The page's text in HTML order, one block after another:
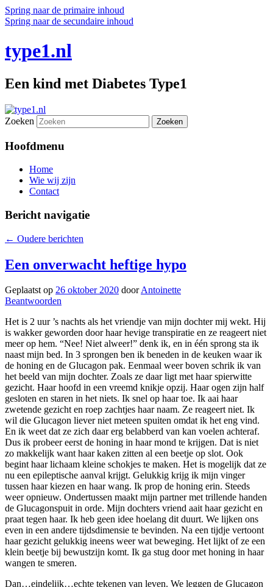
Spring naar de primaire inhoud
Spring naar de secundaire inhoud
type1.nl
Een kind met Diabetes Type1
Zoeken
Hoofdmenu
Home
Wie wij zijn
Contact
Bericht navigatie
← Oudere berichten
Een onverwacht heftige hypo
Geplaatst op 26 oktober 2020 doorAntoinette
Beantwoorden
Het is 2 uur ’s nachts als het vriendje van mijn dochter mij wekt. Hij
is wakker geworden door haar hevige transpiratie en ze reageert niet
meer op hem. “Nee! Niet alweer!” denk ik, en in één sprong sta ik
naast mijn bed. In 3 sprongen ben ik beneden in de keuken waar ik
de honing en de Glucagon pak. Eenmaal weer boven schrik ik van
het beeld van mijn dochter. Zoals ze daar ligt met haar spierwitte
gezicht. Haar hoofd in een vreemd knikje opzij. Haar ogen zijn half
gesloten en staren in het niets. Ik snel op haar toe. Ik aai haar
zwetende gezicht en roep zachtjes haar naam. Ze reageert niet. Ik
wil die Glucagon liever niet meteen spuiten omdat ik het eng vind.
En ik weet dat ze zich daar erg belabberd van kan voelen achteraf.
Dus ik probeer eerst de honing in haar mond te krijgen. Dat is niet
zo makkelijk want haar kaken zitten al een beetje op slot. Ook
begint haar lichaam kleine schokjes te maken. Het is mogelijk dat ze
nu een epileptische aanval krijgt. Gelukkig krijg ik mijn vinger
tussen haar kiezen en haar wang. Ik prop de honing erin. Steeds
weer opnieuw. Ondertussen maakt mijn partner met trillende handen
de Glucagonspuit in orde. Mijn dochters vriend aait haar gezicht en
praat tegen haar. Ik heb geen idee hoelang dit duurt. We lijken ons
even in een andere tijdsdimensie te bevinden. Na een tijdje vertoont
haar gezicht gelukkig ineens weer wat beweging. Het lijkt of ze een
klein beetje bij bewustzijn komt. Ik ga stug door met honing in haar
wangen te smeren.
Dan…eindelijk…echte tekenen van leven. We leggen de Glucagon